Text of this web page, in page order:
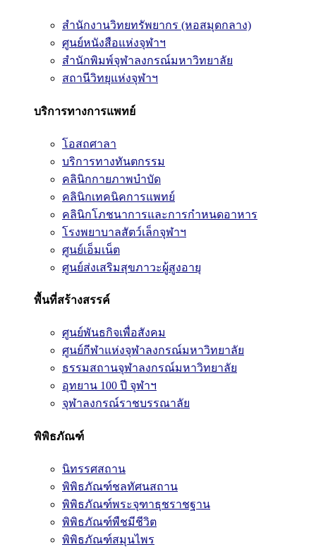
สำนักงานวิทยทรัพยากร (หอสมุดกลาง)
ศูนย์หนังสือแห่งจุฬาฯ
สำนักพิมพ์จุฬาลงกรณ์มหาวิทยาลัย
สถานีวิทยุแห่งจุฬาฯ
บริการทางการแพทย์
โอสถศาลา
บริการทางทันตกรรม
คลินิกกายภาพบำบัด
คลินิกเทคนิคการแพทย์
คลินิกโภชนาการและการกำหนดอาหาร
โรงพยาบาลสัตว์เล็กจุฬาฯ
ศูนย์เอ็มเน็ต
ศูนย์ส่งเสริมสุขภาวะผู้สูงอายุ
พื้นที่สร้างสรรค์
ศูนย์พันธกิจเพื่อสังคม
ศูนย์กีฬาแห่งจุฬาลงกรณ์มหาวิทยาลัย
ธรรมสถานจุฬาลงกรณ์มหาวิทยาลัย
อุทยาน 100 ปี จุฬาฯ
จุฬาลงกรณ์ราชบรรณาลัย
พิพิธภัณฑ์
นิทรรศสถาน
พิพิธภัณฑ์ชลทัศนสถาน
พิพิธภัณฑ์พระจุฑาธุชราชฐาน
พิพิธภัณฑ์พืชมีชีวิต
พิพิธภัณฑ์สมุนไพร